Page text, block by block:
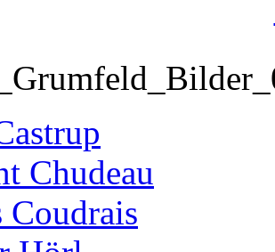
Chudeau
Coudrais